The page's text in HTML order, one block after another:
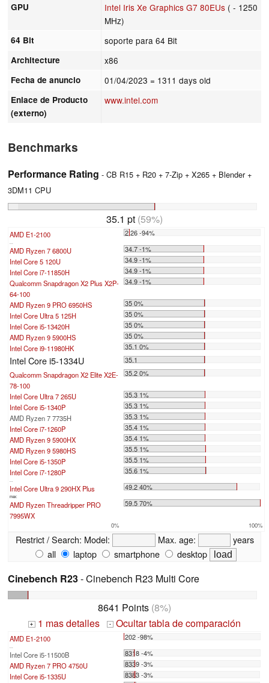
GPU Intel Iris Xe Graphics G7 80EUs ( - 1250
MHz)
64 Bit soporte para 64 Bit
Architecture x86
Fecha de anuncio 01/04/2023 = 1311 days old
Enlace de Producto
(externo)
www.intel.com
Benchmarks
Performance Rating - CB R15 + R20 + 7-Zip + X265 + Blender +
3DM11 CPU
35.1 pt (59%)
AMD E1-2100 2.26 -94%
AMD Ryzen 7 6800U
34.7 -1%
Intel Core 5 120U
34.9 -1%
Intel Core i7-11850H
34.9 -1%
Qualcomm Snapdragon X2 Plus X2P-
64-100
34.9 -1%
AMD Ryzen 9 PRO 6950HS
35 0%
Intel Core Ultra 5 125H
35 0%
Intel Core i5-13420H
35 0%
AMD Ryzen 9 5900HS
35 0%
Intel Core i9-11980HK
35.1 0%
Intel Core i5-1334U
35.1
Qualcomm Snapdragon X2 Elite X2E-
78-100
35.2 0%
Intel Core Ultra 7 265U
35.3 1%
Intel Core i5-1340P
35.3 1%
AMD Ryzen 7 7735H
35.3 1%
Intel Core i7-1260P
35.4 1%
AMD Ryzen 9 5900HX
35.4 1%
AMD Ryzen 9 5980HS
35.5 1%
Intel Core i5-1350P
35.5 1%
Intel Core i7-1280P
35.6 1%
Intel Core Ultra 9 290HX Plus 49.2 40%
max:
AMD Ryzen Threadripper PRO
7995WX
59.5 70%
0% 100%
Restrict / Search: Model: Max. age:
years
all
laptop smartphone desktop
Cinebench R23- Cinebench R23 Multi Core
8641 Points (8%)
+ 1 mas detalles - Ocultar tabla de comparación
AMD E1-2100 202 -98%
...
Intel Core i5-11500B
8318 -4%
AMD Ryzen 7 PRO 4750U
8339 -3%
Intel Core i5-1335U
8383 -3%